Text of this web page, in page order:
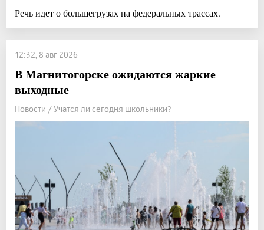
Речь идет о большегрузах на федеральных трассах.
12:32, 8 авг 2026
В Магнитогорске ожидаются жаркие
выходные
Новости / Учатся ли сегодня школьники?